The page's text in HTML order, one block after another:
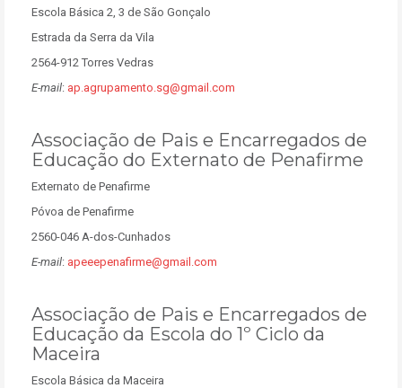
Escola Básica 2, 3 de São Gonçalo
Estrada da Serra da Vila
2564-912 Torres Vedras
E-mail: ap.agrupamento.sg@gmail.com
Associação de Pais e Encarregados de
Educação do Externato de Penafirme
Externato de Penafirme
Póvoa de Penafirme
2560-046 A-dos-Cunhados
E-mail: apeeepenafirme@gmail.com
Associação de Pais e Encarregados de
Educação da Escola do 1º Ciclo da
Maceira
Escola Básica da Maceira